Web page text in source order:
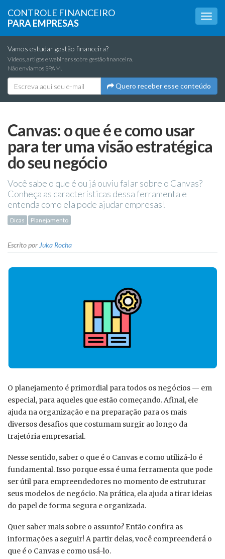
CONTROLE FINANCEIRO
PARA EMPRESAS
Vamos estudar gestão financeira?
Vídeos, artigos e webinars sobre gestão financeira.
Não enviamos SPAM.
Quero receber esse conteúdo
Canvas: o que é e como usar
para ter uma visão estratégica
do seu negócio
Você sabe o que é ou já ouviu falar sobre o Canvas?
Conheça as características dessa ferramenta e
entenda como ela pode ajudar empresas!
Dicas Planejamento
Escrito por Juka Rocha
O planejamento é primordial para todos os negócios — em
especial, para aqueles que estão começando. Afinal, ele
ajuda na organização e na preparação para os mais
diversos desafios que costumam surgir ao longo da
trajetória empresarial.
Nesse sentido, saber o que é o Canvas e como utilizá-lo é
fundamental. Isso porque essa é uma ferramenta que pode
ser útil para empreendedores no momento de estruturar
seus modelos de negócio. Na prática, ela ajuda a tirar ideias
do papel de forma segura e organizada.
Quer saber mais sobre o assunto? Então confira as
informações a seguir! A partir delas, você compreenderá o
que é o Canvas e como usá-lo.